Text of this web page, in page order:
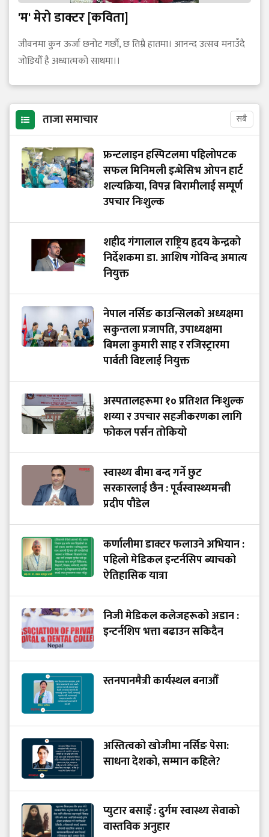
'म' मेरो डाक्टर [कविता]
जीवनमा कुन ऊर्जा छनोट गर्छौ, छ तिम्रै हातमा। आनन्द उत्सव मनाउँदै
जोडियौँ है अध्यात्मको साथमा।।
ताजा समाचार सबै
फ्रन्टलाइन हस्पिटलमा पहिलोपटक
सफल मिनिमली इन्भेसिभ ओपन हार्ट
शल्यक्रिया, विपन्न बिरामीलाई सम्पूर्ण
उपचार निःशुल्क
शहीद गंगालाल राष्ट्रिय हृदय केन्द्रको
निर्देशकमा डा. आशिष गोविन्द अमात्य
नियुक्त
नेपाल नर्सिङ काउन्सिलको अध्यक्षमा
सकुन्तला प्रजापति, उपाध्यक्षमा
बिमला कुमारी साह र रजिस्ट्रारमा
पार्वती विष्टलाई नियुक्त
अस्पतालहरूमा १० प्रतिशत निःशुल्क
शय्या र उपचार सहजीकरणका लागि
फोकल पर्सन तोकियो
स्वास्थ्य बीमा बन्द गर्ने छुट
सरकारलाई छैन : पूर्वस्वास्थ्यमन्त्री
प्रदीप पौडेल
कर्णालीमा डाक्टर फलाउने अभियान :
पहिलो मेडिकल इन्टर्नसिप ब्याचको
ऐतिहासिक यात्रा
निजी मेडिकल कलेजहरूको अडान :
इन्टर्नशिप भत्ता बढाउन सकिदैन
स्तनपानमैत्री कार्यस्थल बनाऔँ
अस्तित्वको खोजीमा नर्सिङ पेसा:
साधना देशको, सम्मान कहिले?
प्युटार बसाइँ : दुर्गम स्वास्थ्य सेवाको
वास्तविक अनुहार